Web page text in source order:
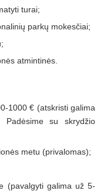
turai;
parkų mokesčiai;
atmintinės.
1000 € (atskristi galima
su skrydžio
metu (privalomas);
(pavalgyti galima už 5-